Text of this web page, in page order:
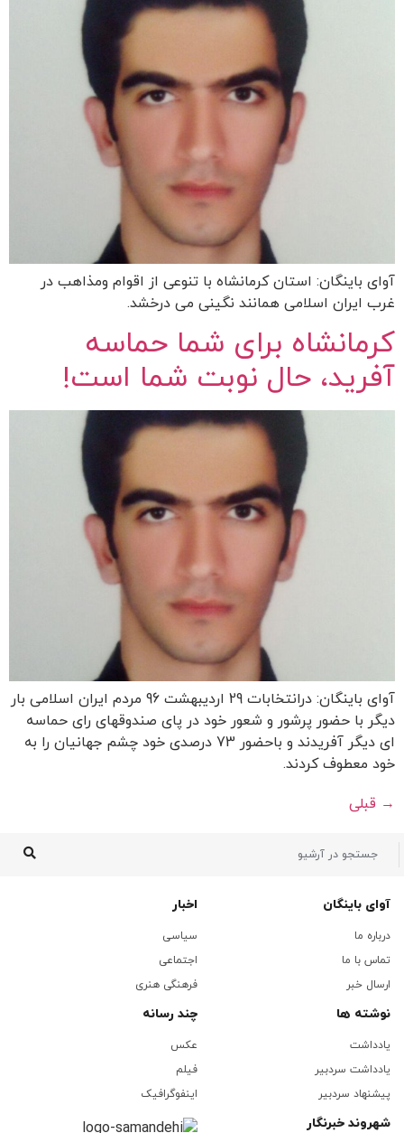
آوای باینگان: استان کرمانشاه با تنوعی از اقوام ومذاهب در
غرب ایران اسلامی همانند نگینی می درخشد.
کرمانشاه برای شما حماسه
آفرید، حال نوبت شما است!
آوای باینگان: درانتخابات 29 اردیبهشت 96 مردم ایران اسلامی بار
دیگر با حضور پرشور و شعور خود در پای صندوقهای رای حماسه
ای دیگر آفریدند و باحضور 73 درصدی خود چشم جهانیان را به
خود معطوف کردند.
→ قبلی
آوای باینگان
درباره ما
تماس با ما
ارسال خبر
اخبار
سیاسی
اجتماعی
فرهنگی هنری
نوشته ها
یادداشت
یادداشت سردبیر
پیشنهاد سردبیر
چند رسانه
عکس
فیلم
اینفوگرافیک
شهروند خبرنگار